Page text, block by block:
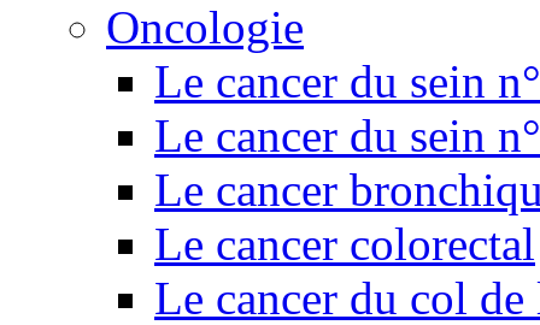
Oncologie
Le cancer du sein
Le cancer du sein
Le cancer
Le cancer colorectal
Le cancer du col de